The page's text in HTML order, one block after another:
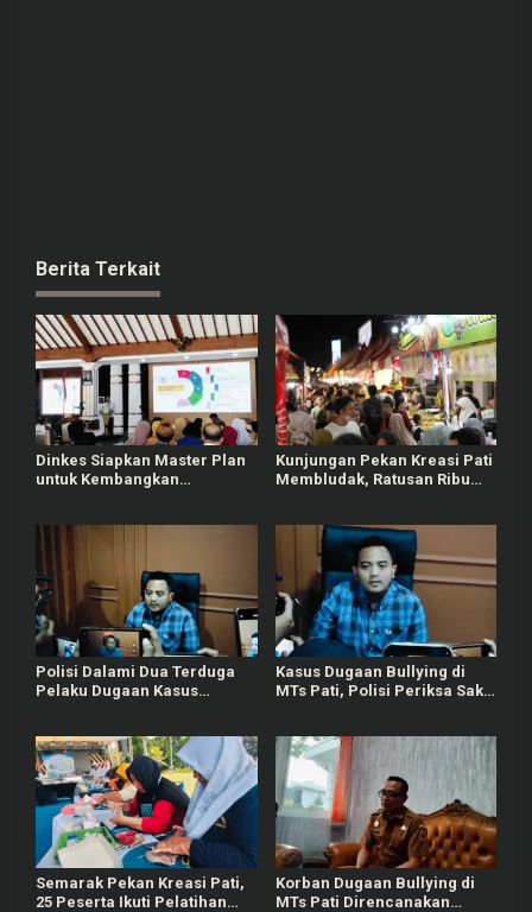
Berita Terkait
Dinkes Siapkan Master Plan
untuk Kembangkan
Kunjungan Pekan Kreasi Pati
Membludak, Ratusan Ribu
Polisi Dalami Dua Terduga
Pelaku Dugaan Kasus
Kasus Dugaan Bullying di
MTs Pati, Polisi Periksa Saksi
Semarak Pekan Kreasi Pati,
25 Peserta Ikuti Pelatihan
Korban Dugaan Bullying di
MTs Pati Direncanakan